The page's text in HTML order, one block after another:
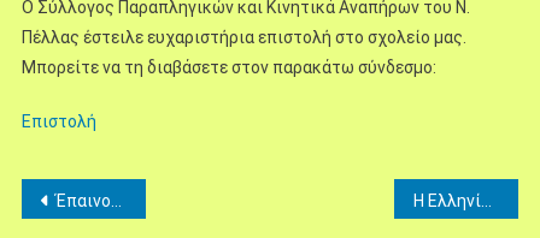
Ο Σύλλογος Παραπληγικών και Κινητικά Αναπήρων του Ν.
Πέλλας έστειλε ευχαριστήρια επιστολή στο σχολείο μας.
Μπορείτε να τη διαβάσετε στον παρακάτω σύνδεσμο:
Επιστολή
Πλοήγηση
Έπαινος από “Το Χαμόγελο του Παιδιού”